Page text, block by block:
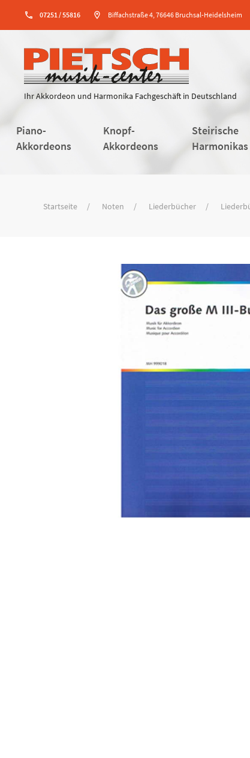
phone 07251 / 55816 location_on Biffachstraße 4, 76646 Bruchsal-Heidelsheim
Ihr Akkordeon und Harmonika Fachgeschäft in Deutschland
Piano-
Akkordeons
Knopf-
Akkordeons
Steirische
Harmonikas
Startseite Noten Liederbücher